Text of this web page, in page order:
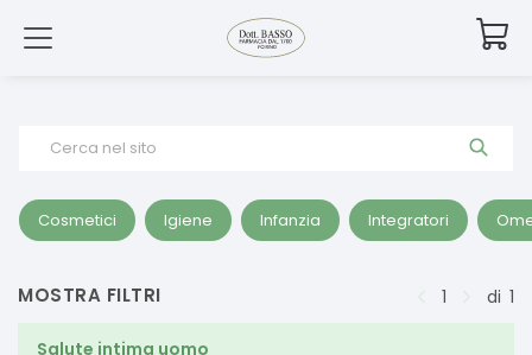
Cerca nel sito
Cosmetici Igiene Infanzia Integratori
MOSTRA FILTRI 1 di 1
Salute intima uomo